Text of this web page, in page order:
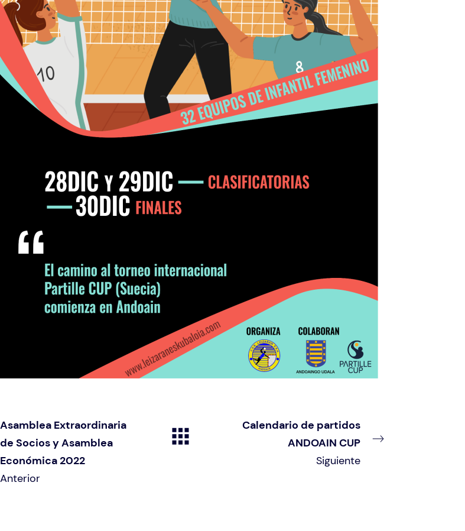
Asamblea Extraordinaria
de Socios y Asamblea
Económica 2022
Anterior
Calendario de partidos
ANDOAIN CUP
Siguiente